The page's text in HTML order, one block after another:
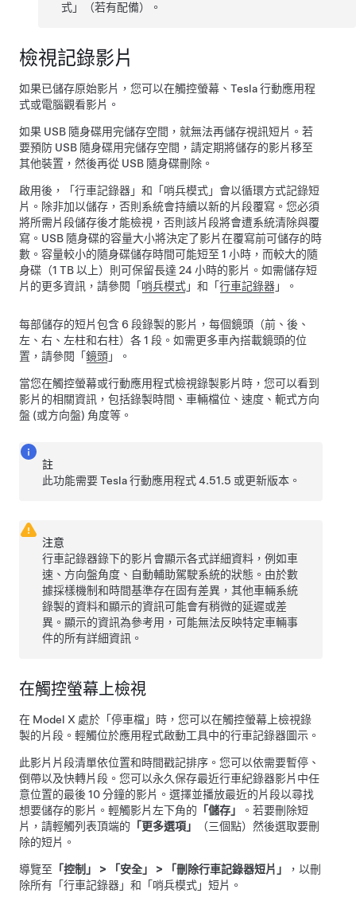
式」
（若有配備） 。
檢視記錄影片
如果已儲存原始影片，您可以在觸控螢幕、Tesla 行動應用程
式或電腦觀看影片。
如果 USB 隨身碟用完儲存空間，就無法再儲存視訊短片。若
要預防 USB 隨身碟用完儲存空間，請定期將儲存的影片移至
其他裝置，然後再從 USB 隨身碟刪除。
啟用後，「行車記錄器」 和「哨兵模式」 會以循環方式記錄短
片。除非加以儲存，否則系統會持續以新的片段覆寫。您必須
將所需片段儲存後才能檢視，否則該片段將會遭系統清除與覆
寫。 USB 隨身碟的容量大小將決定了影片在覆寫前可儲存的時
數。容量較小的隨身碟儲存時間可能短至 1 小時，而較大的隨
身碟（1 TB 以上）則可保留長達 24 小時的影片。 如需儲存短
片的更多資訊，請參閱
「 哨兵模式」和 「行車記錄器」。
每部儲存的短片包含 6 段錄製的影片，每個鏡頭（前、後、
左、右、左柱和右柱）各 1 段。如需更多車內搭載鏡頭的位
置，請參閱「鏡頭」。
當您在觸控螢幕或行動應用程式檢視錄製影片時，您可以看到
影片的相關資訊，包括錄製時間、車輛檔位、速度、 軛式方向
盤 (或方向盤) 角度等。
註
此功能需要 Tesla 行動應用程式 4.51.5 或更新版本。
注意
行車記錄器錄下的影片會顯示各式詳細資料，例如車
速、方向盤角度、 自動輔助駕駛系統的狀態。由於數
據採樣機制和時間基準存在固有差異，其他車輛系統
錄製的資料和顯示的資訊可能會有稍微的延遲或差
異。顯示的資訊為參考用，可能無法反映特定車輛事
件的所有詳細資訊。
在觸控螢幕上檢視
在 Model X 處於「停車檔」時，您可以在觸控螢幕上檢視錄
製的片段。輕觸位於應用程式啟動工具中的行車記錄器圖示。
此影片片段清單依位置和時間戳記排序。您可以依需要暫停、
倒帶以及快轉片段。您可以永久保存最近行車紀錄器影片中任
意位置的最後 10 分鐘的影片。選擇並播放最近的片段以尋找
想要儲存的影片。輕觸影片左下角的 「儲存」
。若要刪除短
片，請輕觸列表頂端的 「更多選項」
（三個點）然後選取要刪
除的短片。
導覽至 「控制」 > 「安全」 > 「刪除行車記錄器短片」
，以刪
除所有「行車記錄器」和 「哨兵模式」 短片。